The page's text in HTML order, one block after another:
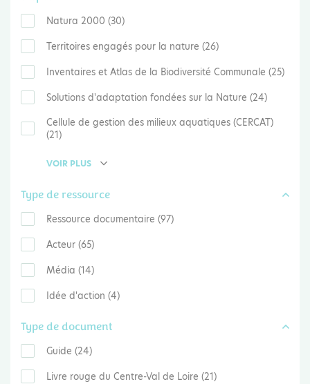
Natura 2000 (30)
Territoires engagés pour la nature (26)
Inventaires et Atlas de la Biodiversité Communale (25)
Solutions d'adaptation fondées sur la Nature (24)
Cellule de gestion des milieux aquatiques (CERCAT)
(21)
VOIR PLUS
Type de ressource
Ressource documentaire (97)
Acteur (65)
Média (14)
Idée d'action (4)
Type de document
Guide (24)
Livre rouge du Centre-Val de Loire (21)